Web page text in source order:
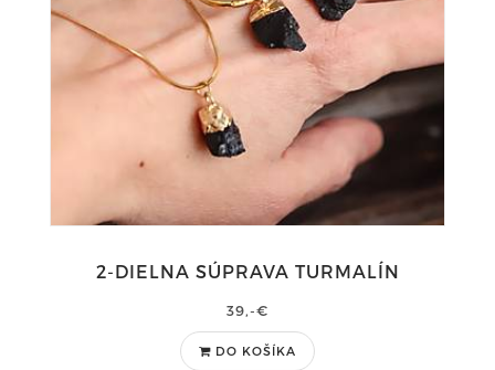
2-DIELNA SÚPRAVA TURMALÍN
39,-€
DO KOŠÍKA